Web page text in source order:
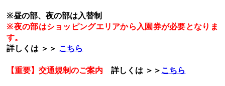
※昼の部、夜の部は入替制
※夜の部はショッピングエリアから入園券が必要となりま
す。
詳しくは ＞＞ こちら
【重要】交通規制のご案内詳しくは ＞＞こちら